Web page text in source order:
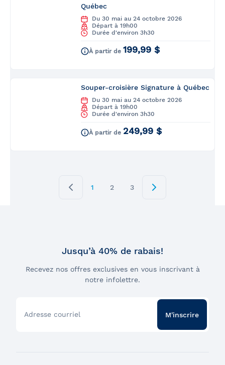
Québec
Du 30 mai au 24 octobre 2026
Départ à 19h00
Durée d'environ 3h30
À partir de 199,99 $
Souper-croisière Signature à Québec
Du 30 mai au 24 octobre 2026
Départ à 19h00
Durée d'environ 3h30
À partir de 249,99 $
1 2 3
Jusqu’à 40% de rabais!
Recevez nos offres exclusives en vous inscrivant à
notre infolettre.
Adresse courriel M'inscrire